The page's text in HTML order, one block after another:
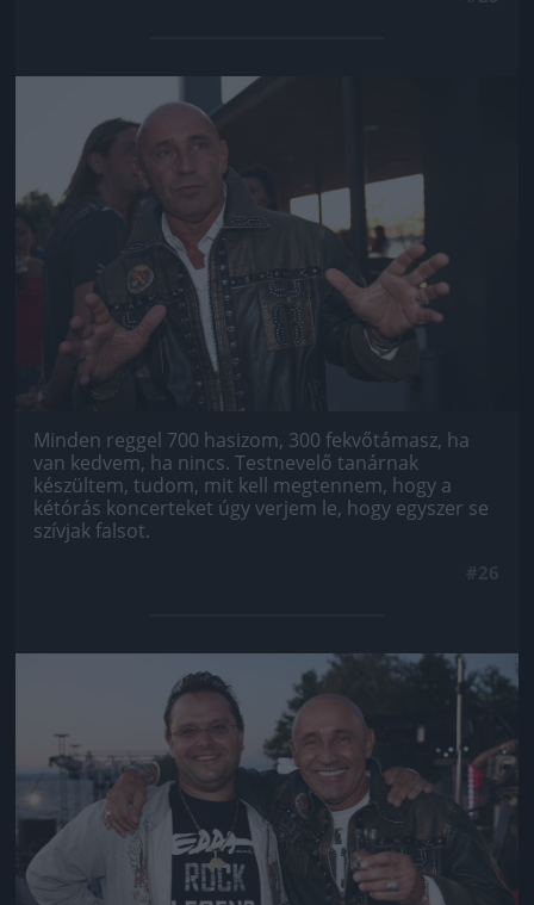
Jön még kép!
Minden reggel 700 hasizom, 300 fekvőtámasz, ha
van kedvem, ha nincs. Testnevelő tanárnak
készültem, tudom, mit kell megtennem, hogy a
kétórás koncerteket úgy verjem le, hogy egyszer se
szívjak falsot.
Jön még kép!